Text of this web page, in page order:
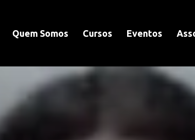
Quem Somos Cursos Eventos